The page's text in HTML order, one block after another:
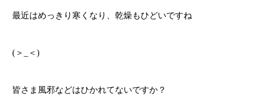
最近はめっきり寒くなり、乾燥もひどいですね
(＞_＜)
皆さま風邪などはひかれてないですか？